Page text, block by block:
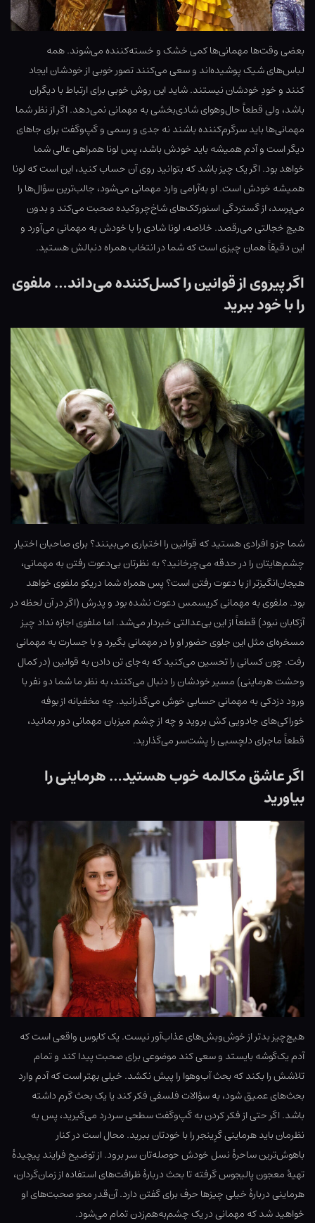
بعضی وقت‌ها مهمانی‌ها کمی خشک و خسته‌کننده می‌شوند. همه
لباس‌های شیک پوشیده‌اند و سعی می‌کنند تصور خوبی از خودشان ایجاد
کنند و خودِ خودشان نیستند. شاید این روش خوبی برای ارتباط با دیگران
باشد، ولی قطعاً حال‌وهوای شادی‌بخشی به مهمانی نمی‌دهد. اگر از نظر شما
مهمانی‌ها باید سرگرم‌کننده باشند نه جدی و رسمی و گپ‌وگفت برای جاهای
دیگر است و آدم همیشه باید خودش باشد، پس لونا همراهی عالی شما
خواهد بود. اگر یک چیز باشد که بتوانید روی آن حساب کنید، این است که لونا
همیشه خودش است. او به‌آرامی وارد مهمانی می‌شود، جالب‌ترین سؤال‌ها را
می‌پرسد، از گستردگی اسنورکک‌های شاخ‌چروکیده صحبت می‌کند و بدون
هیچ خجالتی می‌رقصد. خلاصه، لونا شادی را با خودش به مهمانی می‌آورد و
این دقیقاً همان چیزی است که شما در انتخاب همراه دنبالش هستید.
اگر پیروی از قوانین را کسل‌کننده می‌داند… ملفوی
را با خود ببرید
شما جزو افرادی هستید که قوانین را اختیاری می‌بینند؟ برای صاحبان اختیار
چشم‌هایتان را در حدقه می‌چرخانید؟ به نظرتان بی‌دعوت رفتن به مهمانی،
هیجان‌انگیزتر از با دعوت رفتن است؟ پس همراه شما دریکو ملفوی خواهد
بود. ملفوی به مهمانی کریسمس دعوت نشده بود و پدرش (اگر در آن لحظه در
آزکابان نبود) قطعاً از این بی‌عدالتی خبردار می‌شد. اما ملفوی اجازه نداد چیز
مسخره‌ای مثل این جلوی حضور او را در مهمانی بگیرد و با جسارت به مهمانی
رفت. چون کسانی را تحسین می‌کنید که به‌جای تن دادن به قوانین (در کمال
وحشت هرماینی) مسیر خودشان را دنبال می‌کنند، به نظر ما شما دو نفر با
ورود دزدکی به مهمانی حسابی خوش می‌گذرانید. چه مخفیانه از بوفه
خوراکی‌های جادویی کش بروید و چه از چشم میزبان مهمانی دور بمانید،
قطعاً ماجرای دلچسبی را پشت‌سر می‌گذارید.
اگر عاشق مکالمه خوب هستید… هرماینی را
بیاورید
هیچ‌چیز بدتر از خوش‌وبش‌های عذاب‌آور نیست. یک کابوس واقعی است که
آدم یک‌گوشه بایستد و سعی کند موضوعی برای صحبت پیدا کند و تمام
تلاشش را بکند که بحث آب‌وهوا را پیش نکشد. خیلی بهتر است که آدم وارد
بحث‌های عمیق شود، به سؤالات فلسفی فکر کند یا یک بحث گرم داشته
باشد. اگر حتی از فکر کردن به گپ‌وگفت سطحی سردرد می‌گیرید، پس به
نظرمان باید هرماینی گرِینجر را با خودتان ببرید. محال است در کنار
باهوش‌ترین ساحرهٔ نسل خودش حوصله‌تان سر برود. از توضیح فرایند پیچیدهٔ
تهیهٔ معجون پالیجوس گرفته تا بحث دربارهٔ ظرافت‌های استفاده از زمان‌گردان،
هرماینی دربارهٔ خیلی چیزها حرف برای گفتن دارد. آن‌قدر محو صحبت‌های او
خواهید شد که مهمانی در یک چشم‌به‌هم‌زدن تمام می‌شود.